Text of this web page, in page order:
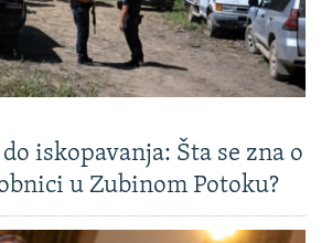
iskopavanja: Šta se zna o
u Zubinom Potoku?